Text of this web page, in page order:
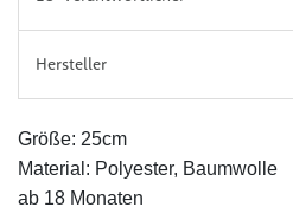
Hersteller
Größe: 25cm
Material: Polyester, Baumwolle
ab 18 Monaten